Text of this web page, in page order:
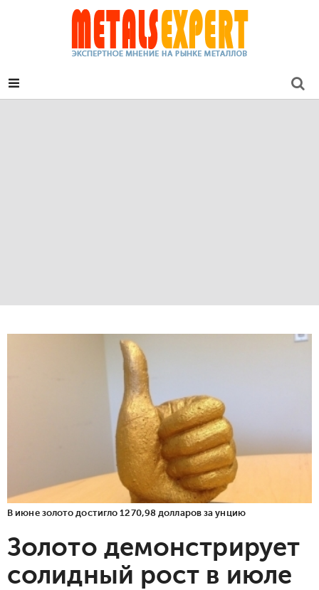
В июне золото достигло 1270,98 долларов за унцию
Золото демонстрирует
солидный рост в июле